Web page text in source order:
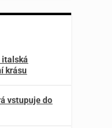
italská
krásu
vstupuje do